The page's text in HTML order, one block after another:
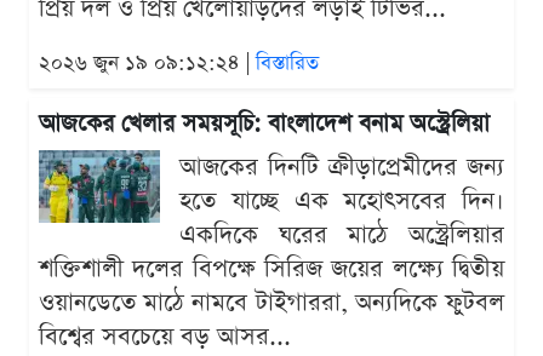
প্রিয় দল ও প্রিয় খেলোয়াড়দের লড়াই টিভির...
২০২৬ জুন ১৯ ০৯:১২:২৪ |বিস্তারিত
আজকের খেলার সময়সূচি: বাংলাদেশ বনাম অস্ট্রেলিয়া
আজকের দিনটি ক্রীড়াপ্রেমীদের জন্য
হতে যাচ্ছে এক মহোৎসবের দিন।
একদিকে ঘরের মাঠে অস্ট্রেলিয়ার
শক্তিশালী দলের বিপক্ষে সিরিজ জয়ের লক্ষ্যে দ্বিতীয়
ওয়ানডেতে মাঠে নামবে টাইগাররা, অন্যদিকে ফুটবল
বিশ্বের সবচেয়ে বড় আসর...